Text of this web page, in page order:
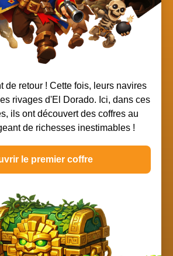
de retour ! Cette fois, leurs navires
rivages d'El Dorado. Ici, dans ces
ils ont découvert des coffres au
de richesses inestimables !
le premier coffre